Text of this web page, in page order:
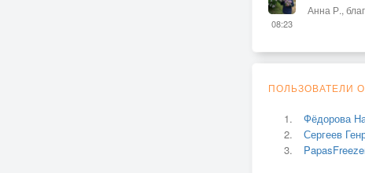
08:23
Анна Р.,
ПОЛЬЗОВАТЕЛИ
Фёдорова
Сергеев